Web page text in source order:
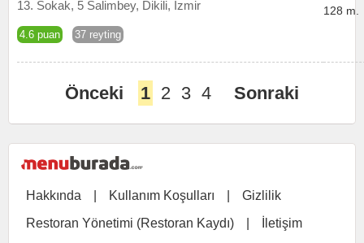
13. Sokak, 5 Salimbey, Dikili, İzmir
4.6 puan 37 reyting
128 m.
Önceki 1 2 3 4 Sonraki
Hakkında Kullanım Koşulları
Gizlilik
Restoran Yönetimi (Restoran Kaydı)
İletişim